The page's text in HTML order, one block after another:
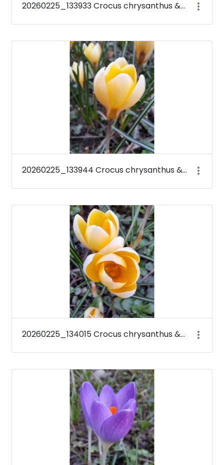
20260225_133933 Crocus chrysanthus &#39;Romance&#39;
20260225_133944 Crocus chrysanthus &#39;Romance&#39;
20260225_134015 Crocus chrysanthus &#39;Romance&#39;